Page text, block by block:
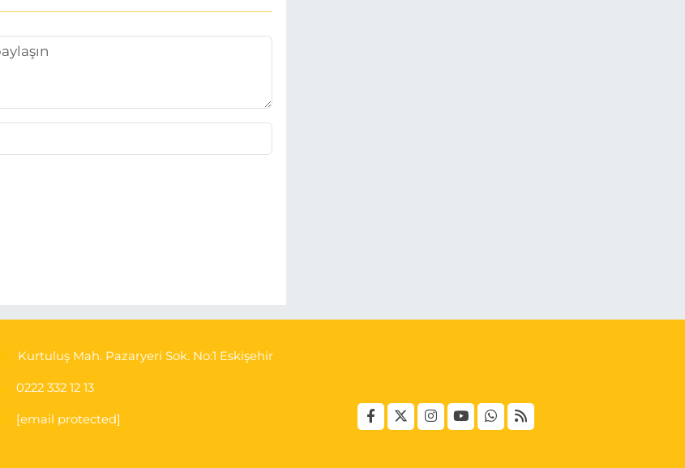
Kurtuluş Mah. Pazaryeri Sok. No:1 Eskişehir
0222 332 12 13
[email protected]